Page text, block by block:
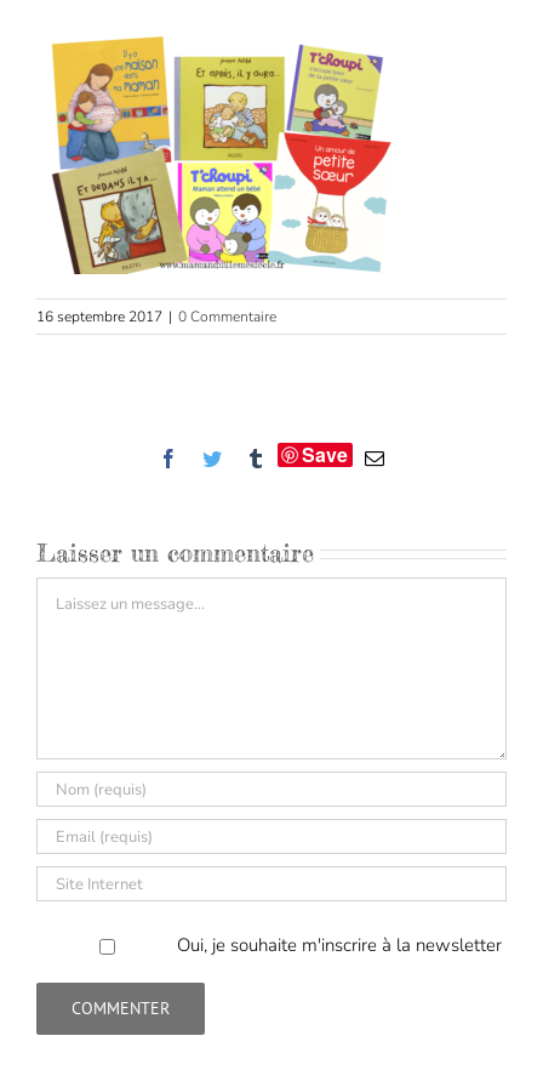
16 septembre 2017 | 0 Commentaire
Facebook
Twitter TumblrSave Email
Laisser un commentaire
Oui, je souhaite m'inscrire à la newsletter